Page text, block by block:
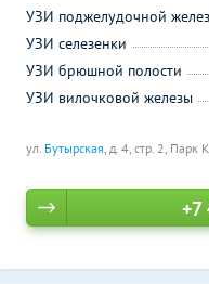
ул. Бутырская, д. 4, стр. 2, Парк
УЗИ поджелудочной
УЗИ селезенки
УЗИ брюшной полости
УЗИ вилочковой железы
+7